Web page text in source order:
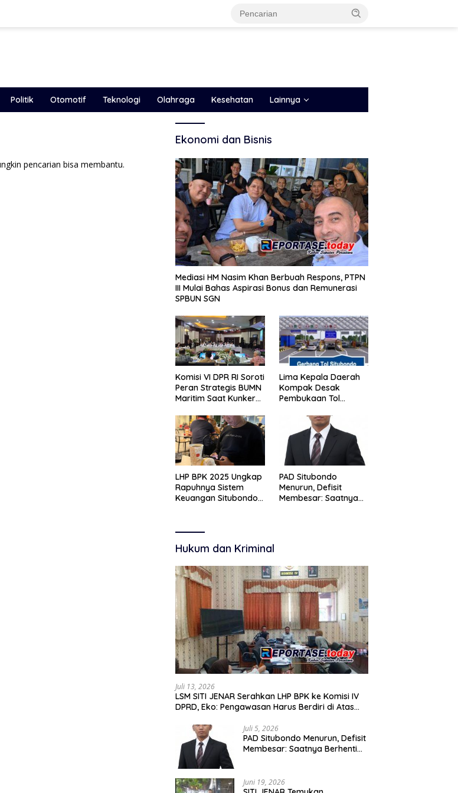
Politik Otomotif Teknologi Olahraga Kesehatan Lainnya
pencarian bisa membantu.
Ekonomi dan Bisnis
Mediasi HM Nasim Khan Berbuah Respons, PTPN
III Mulai Bahas Aspirasi Bonus dan Remunerasi
SPBUN SGN
Komisi VI DPR RI Soroti
Peran Strategis BUMN
Maritim Saat Kunker
Jawa Timur Siang Ini
Lima Kepala Daerah
Kompak Desak
Pembukaan Tol
Khan Kawal Aspirasi
ke Pemerintah Pusat
LHP BPK 2025 Ungkap
Rapuhnya Sistem
Keuangan Situbondo,
PAD Situbondo
Menurun, Defisit
Membesar: Saatnya
Hukum dan Kriminal
Juli 13, 2026
LSM SITI JENAR Serahkan LHP BPK ke Komisi IV
DPRD, Eko: Pengawasan Harus Berdiri di Atas
Juli 5, 2026
PAD Situbondo Menurun, Defisit
Membesar: Saatnya Berhenti
Juni 19, 2026